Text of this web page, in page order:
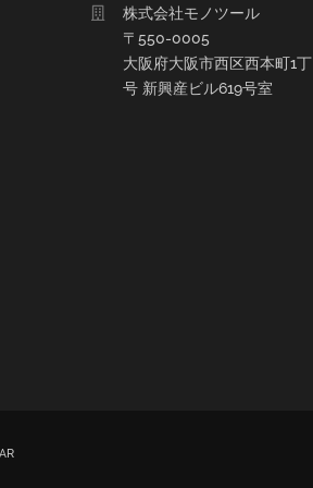
株式会社モノツール
〒550-0005
大阪府大阪市西区西本町1
号 新興産ビル619号室